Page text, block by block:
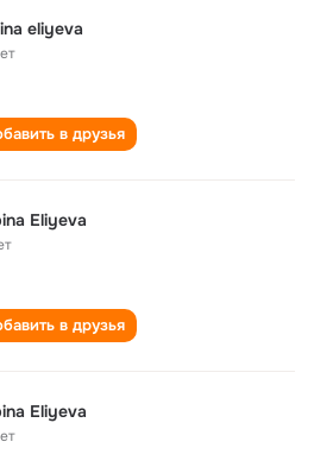
eliyeva
в друзья
Eliyeva
в друзья
Eliyeva